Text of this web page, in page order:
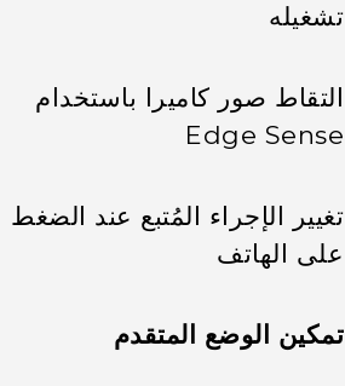
تشغيله
التقاط صور كاميرا باستخدام
Edge Sense
تغيير الإجراء المُتبع عند الضغط
على الهاتف
تمكين الوضع المتقدم